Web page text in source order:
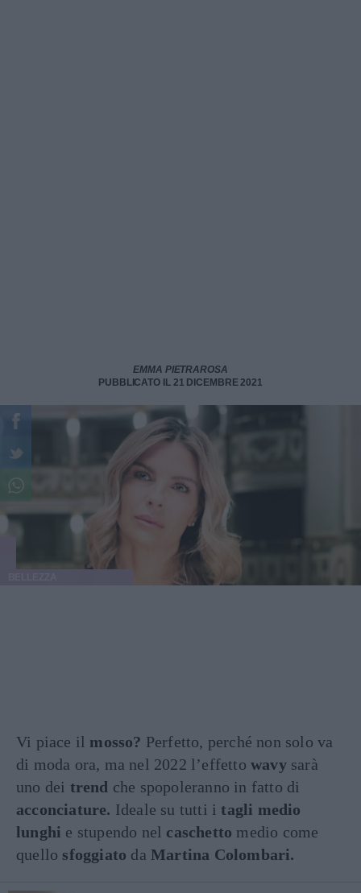
EMMA PIETRAROSA
PUBBLICATO IL 21 DICEMBRE 2021
Vi piace il mosso? Perfetto, perché non solo va
di moda ora, ma nel 2022 l’effetto wavysarà
uno dei trend che spopoleranno in fatto di
acconciature. Ideale su tutti itagli medio
lunghi e stupendo nel caschetto medio come
quello sfoggiato daMartina Colombari.